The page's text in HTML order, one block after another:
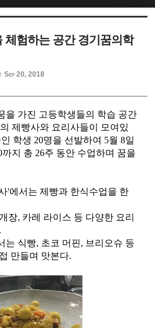
체험하는 공간 경기꿈의학
Sep 20, 2018
을 가진 고등학생들의 학습 공간
제빵사와 요리사들이 모여있
학생 20명을 선발하여 5월 8일
까지 총 26주 동안 수업하며 꿈을
'에서는 제빵과 한식수업을 한
장, 카레 라이스 등 다양한 요리
.
는 식빵, 초코 머핀, 브리오슈 등
만들며 맛본다.
스케치북5
스케치북5